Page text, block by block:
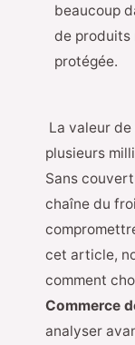
beaucoup
de produits
protégée.
La valeur
plusieurs
Sans
chaîne du
cet article,
comment
Commerce
analyser